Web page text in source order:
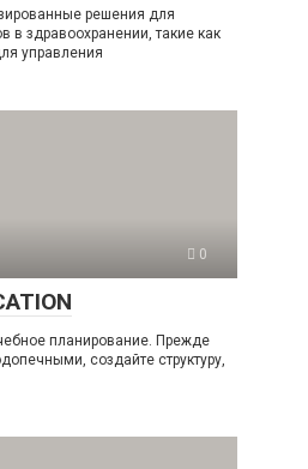
решения для
в здравоохранении, такие как
управления
0
планирование. Прежде
создайте структуру,